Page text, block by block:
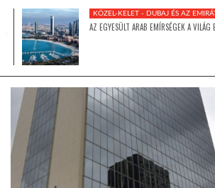
GLOBOTV BP
HÍR3D
TROPICALMAGAZIN
KÖZEL-KELET - DUBAJ ÉS AZ
AZ EGYESÜLT ARAB EMÍRSÉGEK A VILÁG